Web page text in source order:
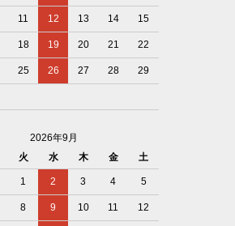
11 12 13 14 15
18 19 20 21 22
25 26 27 28 29
2026年9月
火 水 木 金 土
1 2 3 4 5
8 9 10 11 12